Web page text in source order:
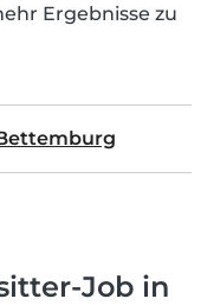
Ergebnisse zu
Job in